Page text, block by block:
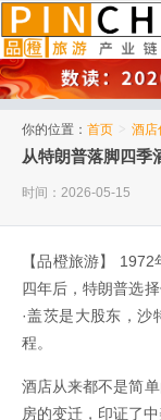
你的位置： 首页 > 酒店
从特朗普落脚四季
时间：2026-05-15
【品橙旅游】
四年后，特朗普选
·盖茨是大股东，
程。
酒店从来都不是简
房的变迁，印证了中